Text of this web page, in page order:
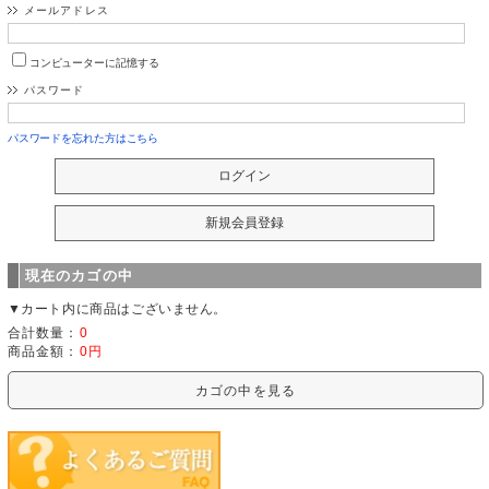
メールアドレス
コンピューターに記憶する
パスワード
パスワードを忘れた方はこちら
現在のカゴの中
▼カート内に商品はございません。
合計数量： 0
商品金額： 0円
カゴの中を見る